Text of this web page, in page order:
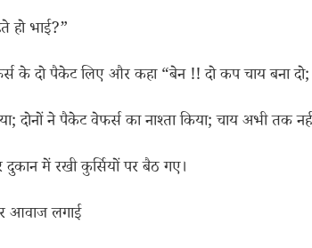
हो भाई?”
के दो पैकेट लिए और कहा “बेन !! दो कप चाय बना दो;
दोनों ने पैकेट वेफर्स का नाश्ता किया; चाय अभी तक
में रखी कुर्सियों पर बैठ गए।
आवाज लगाई